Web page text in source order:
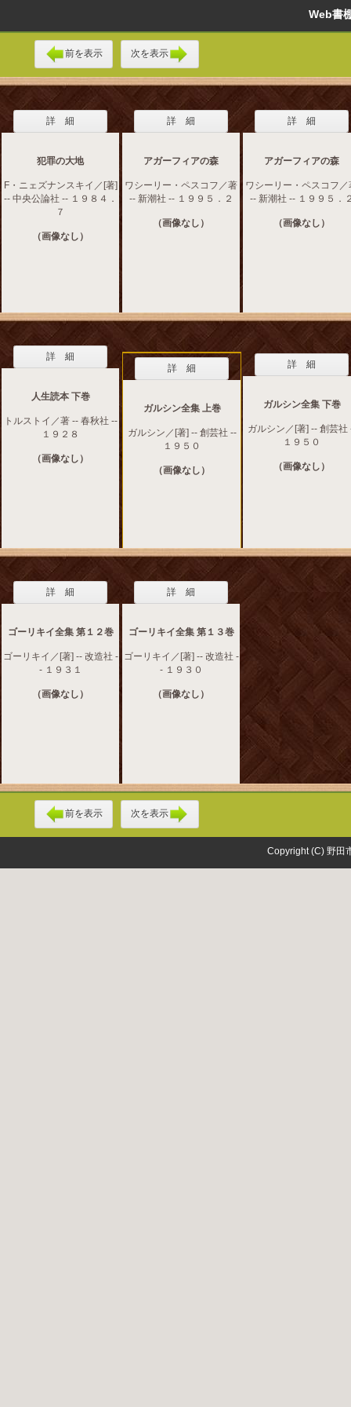
Web
前を表示 次を表示
詳 細
犯罪の大地
F・ニェズナンスキイ／[著]
-- 中央公論社 -- １９８４．
７
（画像なし）
詳 細
アガーフィアの森
ワシーリー・ペスコフ／著
-- 新潮社 -- １９９５．２
（画像なし）
詳 細
アガーフィアの森
ワシーリー・ペスコフ／
-- 新潮社 -- １９９５．
（画像なし）
詳 細
人生読本 下巻
トルストイ／著 -- 春秋社 --
１９２８
（画像なし）
詳 細
ガルシン全集 上巻
ガルシン／[著] -- 創芸社 --
１９５０
（画像なし）
詳 細
ガルシン全集 下巻
ガルシン／[著] -- 創芸社
１９５０
（画像なし）
詳 細
ゴーリキイ全集 第１２巻
ゴーリキイ／[著] -- 改造社 -
- １９３１
（画像なし）
詳 細
ゴーリキイ全集 第１３巻
ゴーリキイ／[著] -- 改造社 -
- １９３０
（画像なし）
前を表示 次を表示
Copyright (C) 野田